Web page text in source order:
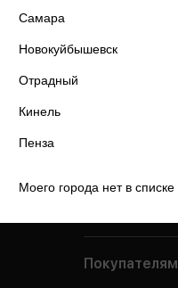
Самара
Новокуйбышевск
Отрадный
Кинель
Пенза
Моего города нет в списке
Покупателям